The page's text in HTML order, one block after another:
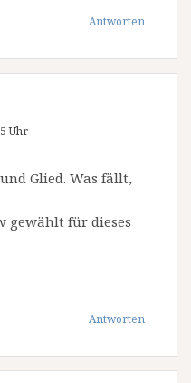
Antworten
Uhr
Glied. Was fällt,
gewählt für dieses
Antworten